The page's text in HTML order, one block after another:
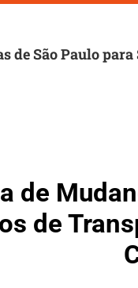
de São Paulo para
de
de